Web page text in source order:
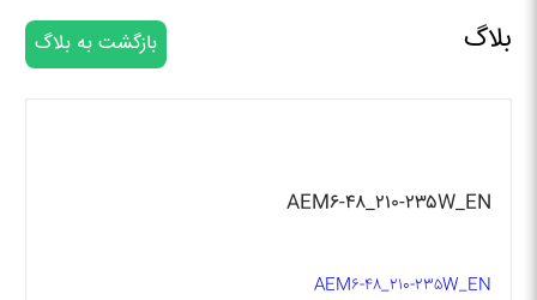
بلاگ بازگشت به بلاگ
AEM۶-۴۸_۲۱۰-۲۳۵W_EN
AEM۶-۴۸_۲۱۰-۲۳۵W_EN